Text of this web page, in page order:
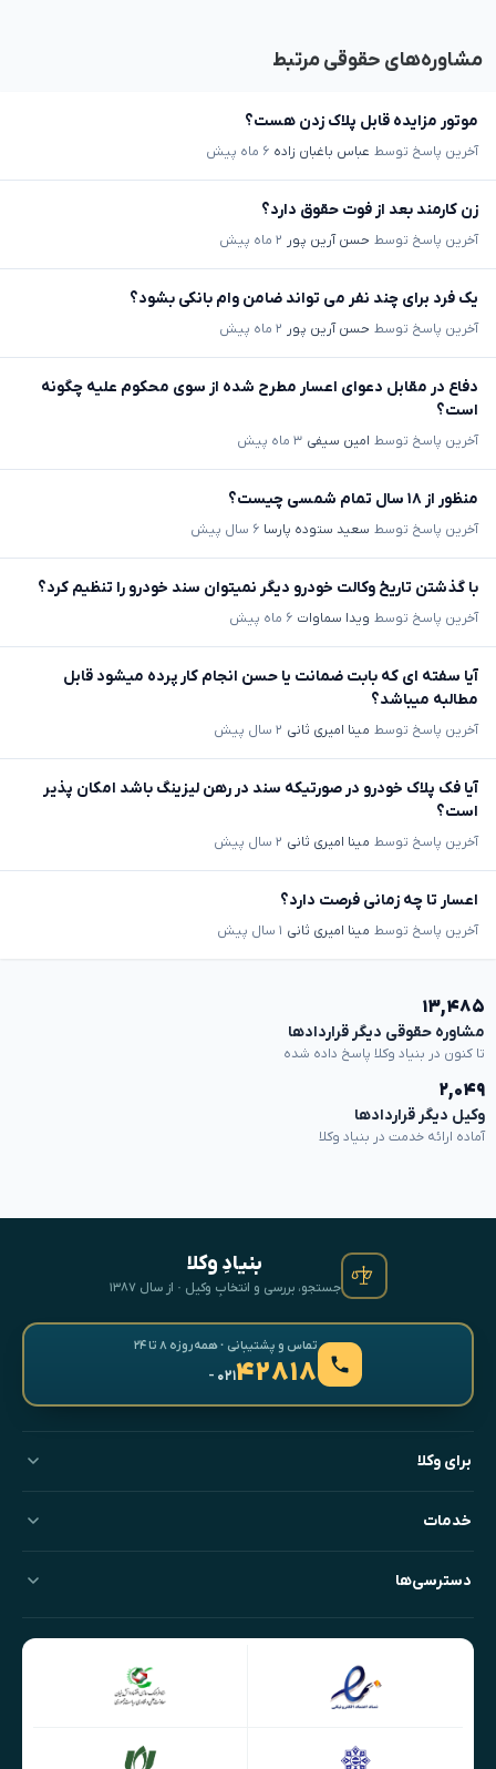
مشاوره‌های حقوقی مرتبط
موتور مزایده قابل پلاک زدن هست؟
آخرین پاسخ توسط عباس باغبان زاده ۶ ماه پیش
زن کارمند بعد از فوت حقوق دارد؟
آخرین پاسخ توسط حسن آرین پور ۲ ماه پیش
یک فرد برای چند نفر می تواند ضامن وام بانکی بشود؟
آخرین پاسخ توسط حسن آرین پور ۲ ماه پیش
دفاع در مقابل دعوای اعسار مطرح شده از سوی محکوم علیه چگونه
است؟
آخرین پاسخ توسط امین سیفی ۳ ماه پیش
منظور از ۱۸ سال تمام شمسی چیست؟
آخرین پاسخ توسط سعید ستوده پارسا ۶ سال پیش
با گذشتن تاریخ وکالت خودرو دیگر نمیتوان سند خودرو را تنظیم کرد؟
آخرین پاسخ توسط ویدا سماوات ۶ ماه پیش
آیا سفته ای که بابت ضمانت یا حسن انجام کار پرده میشود قابل
مطالبه میباشد؟
آخرین پاسخ توسط مینا امیری ثانی ۲ سال پیش
آیا فک پلاک خودرو در صورتیکه سند در رهن لیزینگ باشد امکان پذیر
است؟
آخرین پاسخ توسط مینا امیری ثانی ۲ سال پیش
اعسار تا چه زمانی فرصت دارد؟
آخرین پاسخ توسط مینا امیری ثانی ۱ سال پیش
۱۳,۴۸۵
مشاوره حقوقی دیگر قراردادها
تا کنون در بنیاد وکلا پاسخ داده شده
۲,۰۴۹
وکیل دیگر قراردادها
آماده ارائه خدمت در بنیاد وکلا
بنیادِ وکلا
جستجو، بررسی و انتخابِ وکیل · از سال ۱۳۸۷
تماس و پشتیبانی · همه‌روزه ۸ تا ۲۴
۴۲۸۱۸- ۰۲۱
برای وکلا
خدمات
دسترسی‌ها